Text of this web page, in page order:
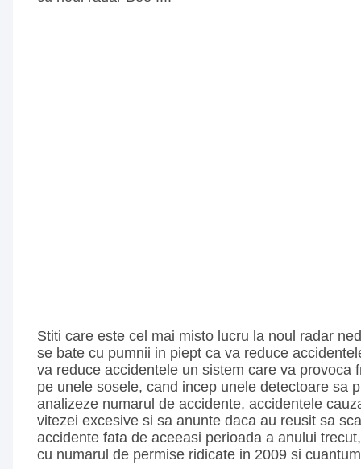
Stiti care este cel mai misto lucru la noul radar
se bate cu pumnii in piept ca va reduce
va reduce accidentele un sistem care va provoca
pe unele sosele, cand incep unele detectoare sa
analizeze numarul de accidente, accidentele
vitezei excesive si sa anunte daca au reusit sa
accidente fata de aceeasi perioada a anului
cu numarul de permise ridicate in 2009 si